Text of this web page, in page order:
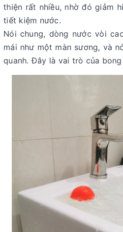
thiện rất nhiều, nhờ đó giảm
tiết kiệm nước.
Nói chung, dòng nước vòi
mái như một màn sương, và
quanh. Đây là vai trò của